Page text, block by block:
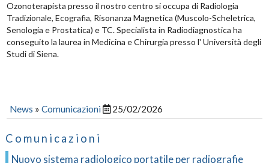
Ozonoterapista presso il nostro centro si occupa di Radiologia
Tradizionale, Ecografia, Risonanza Magnetica (Muscolo-Scheletrica,
Senologia e Prostatica) e TC. Specialista in Radiodiagnostica ha
conseguito la laurea in Medicina e Chirurgia presso l' Università degli
Studi di Siena.
News » Comunicazioni 25/02/2026
Comunicazioni
Nuovo sistema radiologico portatile per radiografie